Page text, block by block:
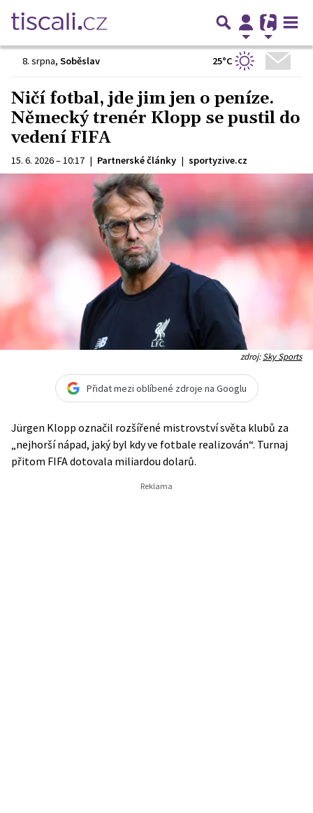
8. srpna, Soběslav 25°C
Ničí fotbal, jde jim jen o peníze.
Německý trenér Klopp se pustil do
vedení FIFA
15. 6. 2026 – 10:17 | Partnerské články | sportyzive.cz
zdroj:Sky Sports
Přidat mezi oblíbené zdroje na Googlu
Jürgen Klopp označil rozšířené mistrovství světa klubů za
„nejhorší nápad, jaký byl kdy ve fotbale realizován“. Turnaj
přitom FIFA dotovala miliardou dolarů.